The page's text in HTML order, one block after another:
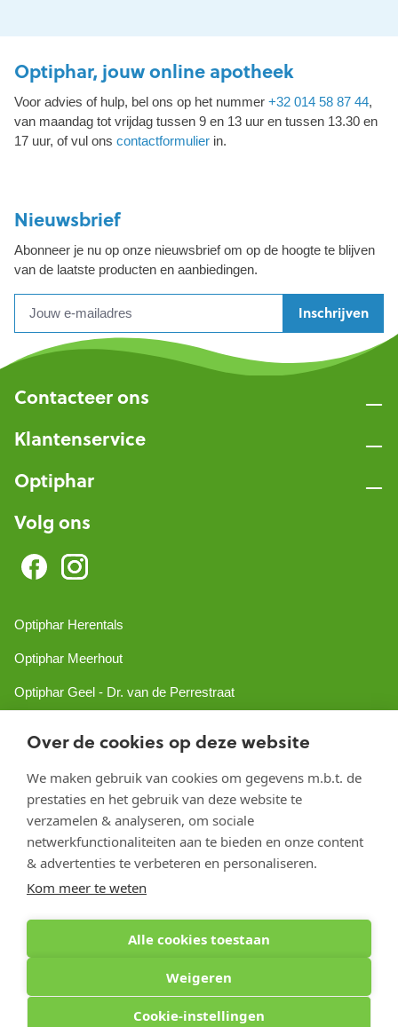
Over de cookies op deze website
We maken gebruik van cookies om gegevens m.b.t. de
prestaties en het gebruik van deze website te
verzamelen & analyseren, om sociale
netwerkfunctionaliteiten aan te bieden en onze content
& advertenties te verbeteren en personaliseren.
Kom meer te weten
Alle cookies toestaan
Weigeren
Cookie-instellingen
Optiphar, jouw online apotheek
Voor advies of hulp, bel ons op het nummer +32 014 58 87 44,
van maandag tot vrijdag tussen 9 en 13 uur en tussen 13.30 en
17 uur, of vul ons contactformulier in.
Nieuwsbrief
Abonneer je nu op onze nieuwsbrief om op de hoogte te blijven
van de laatste producten en aanbiedingen.
Inschrijven
Contacteer ons
Klantenservice
Optiphar
Volg ons
Optiphar Herentals
Optiphar Meerhout
Optiphar Geel - Dr. van de Perrestraat
Optiphar Mol
Copyright 2026 optiphar.com. Alle rechten voorbehouden
Optiphar Apotheek (Dermatheek BVBA) - Antwerpseweg 81b - 2440 Geel - BE